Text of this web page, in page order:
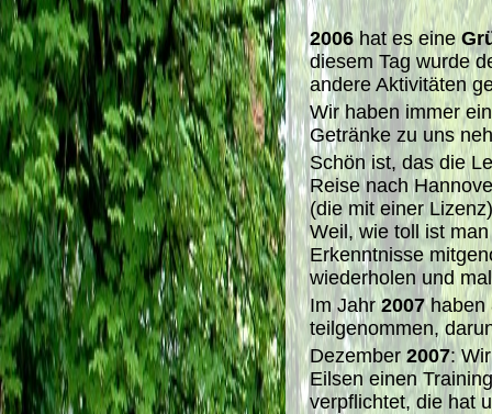
2006hat es eine
diesem Tag wurde
andere Aktivitäten
Wir haben immer
Getränke zu uns
Schön ist, das die
Reise nach
(die mit einer
Weil, wie toll ist
Erkenntnisse
wiederholen und
Im Jahr2007haben
teilgenommen,
Dezember 2007:
Eilsen einen
verpflichtet, die hat